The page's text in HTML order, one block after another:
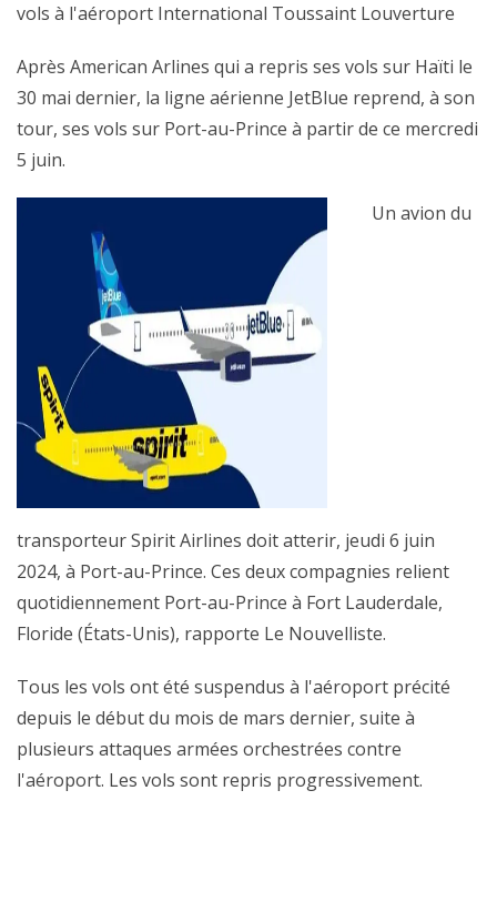
vols à l'aéroport International Toussaint Louverture
Après American Arlines qui a repris ses vols sur Haïti le
30 mai dernier, la ligne aérienne JetBlue reprend, à son
tour, ses vols sur Port-au-Prince à partir de ce mercredi
5 juin.
Un avion du
transporteur Spirit Airlines doit atterir, jeudi 6 juin
2024, à Port-au-Prince. Ces deux compagnies relient
quotidiennement Port-au-Prince à Fort Lauderdale,
Floride (États-Unis), rapporte Le Nouvelliste.
Tous les vols ont été suspendus à l'aéroport précité
depuis le début du mois de mars dernier, suite à
plusieurs attaques armées orchestrées contre
l'aéroport. Les vols sont repris progressivement.